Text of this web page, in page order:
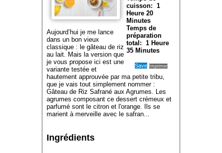
cuisson:1
Heure 20
Minutes
Temps de
préparation
total:1 Heure
35 Minutes
Save Imprimer
Aujourd’hui je me lance
dans un bon vieux
classique : le gâteau de riz
au lait. Mais la version que
je vous propose ici est une
variante testée et
hautement approuvée par ma petite tribu,
que je vais tout simplement nommer :
Gâteau de Riz Safrané aux Agrumes. Les
agrumes composant ce dessert crémeux et
parfumé sont le citron et l'orange. Ils se
marient à merveille avec le safran...
Ingrédients